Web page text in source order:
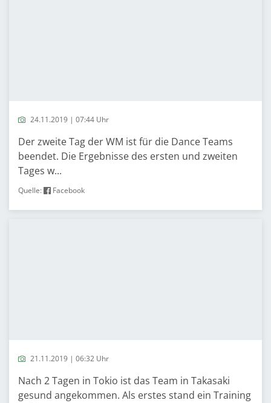
24.11.2019 | 07:44 Uhr
Der zweite Tag der WM ist für die Dance Teams
beendet. Die Ergebnisse des ersten und zweiten
Tages w...
Quelle: Facebook
21.11.2019 | 06:32 Uhr
Nach 2 Tagen in Tokio ist das Team in Takasaki
gesund angekommen. Als erstes stand ein Training